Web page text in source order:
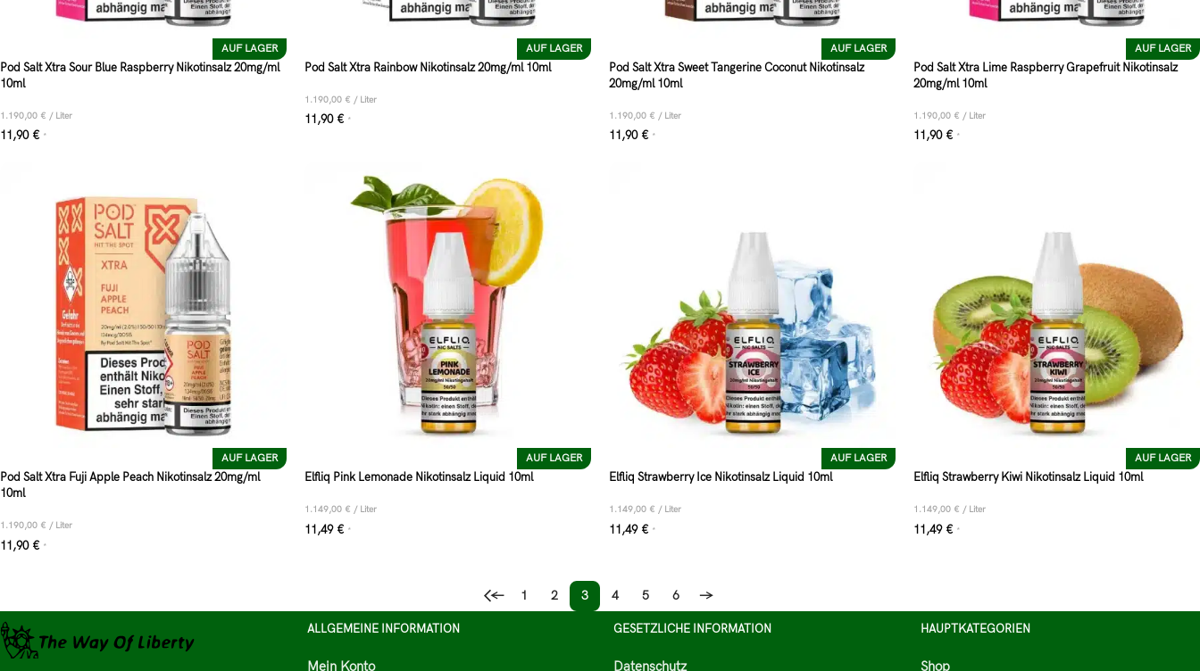
AUF LAGER
Pod Salt Xtra Sour Blue Raspberry Nikotinsalz 20mg/ml
10ml
1.190,00 € / Liter
11,90 € *
AUF LAGER
Pod Salt Xtra Rainbow Nikotinsalz 20mg/ml 10ml
1.190,00 € / Liter
11,90 € *
AUF LAGER
Pod Salt Xtra Sweet Tangerine Coconut Nikotinsalz
20mg/ml 10ml
1.190,00 € / Liter
11,90 € *
AUF LAGER
Pod Salt Xtra Lime Raspberry Grapefruit Nikotinsalz
20mg/ml 10ml
1.190,00 € / Liter
11,90 € *
AUF LAGER
Pod Salt Xtra Fuji Apple Peach Nikotinsalz 20mg/ml
10ml
1.190,00 € / Liter
11,90 € *
AUF LAGER
Elfliq Pink Lemonade Nikotinsalz Liquid 10ml
1.149,00 € / Liter
11,49 € *
AUF LAGER
Elfliq Strawberry Ice Nikotinsalz Liquid 10ml
1.149,00 € / Liter
11,49 € *
AUF LAGER
Elfliq Strawberry Kiwi Nikotinsalz Liquid 10ml
1.149,00 € / Liter
11,49 € *
← 1 2 3 4 5 6 →
ALLGEMEINE INFORMATION
Mein Konto
GESETZLICHE INFORMATION
Datenschutz
HAUPTKATEGORIEN
Shop